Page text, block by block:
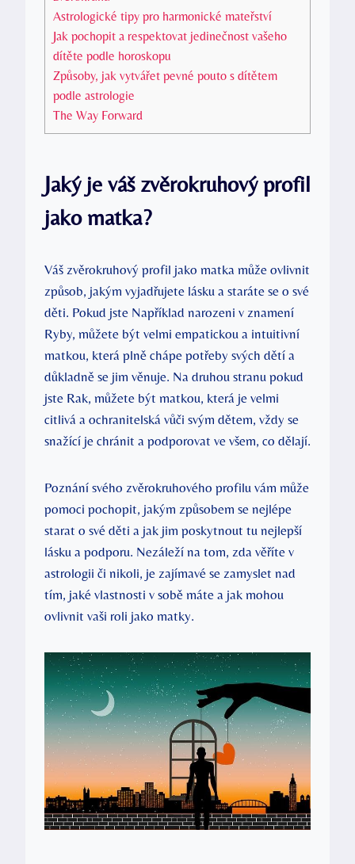
Astrologické tipy pro harmonické mateřství
Jak pochopit a respektovat jedinečnost vašeho
dítěte podle horoskopu
Způsoby, jak vytvářet pevné pouto s dítětem
podle astrologie
The Way Forward
Jaký je váš zvěrokruhový profil
jako matka?
Váš zvěrokruhový profil jako matka může ovlivnit
způsob, jakým vyjadřujete lásku a staráte se o své
děti. Pokud jste Například narozeni v znamení
Ryby, můžete být velmi empatickou a intuitivní
matkou, která plně chápe potřeby svých dětí a
důkladně se jim věnuje. Na druhou stranu pokud
jste Rak, můžete být matkou, která je velmi
citlivá a ochranitelská vůči svým dětem, vždy se
snažící je chránit a podporovat ve všem, co dělají.
Poznání svého zvěrokruhového profilu vám může
pomoci pochopit, jakým způsobem se nejlépe
starat o své děti a jak jim poskytnout tu nejlepší
lásku a podporu. Nezáleží na tom, zda věříte v
astrologii či nikoli, je zajímavé se zamyslet nad
tím, jaké vlastnosti v sobě máte a jak mohou
ovlivnit vaši roli jako matky.